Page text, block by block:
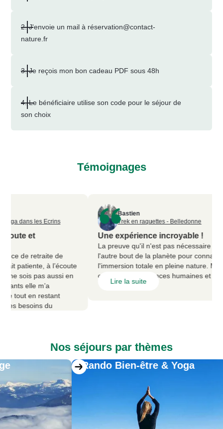
2. J'envoie un mail à réservation@contact-
nature.fr
3. Je reçois mon bon cadeau PDF sous 48h
4. Le bénéficiaire utilise son code pour le séjour de
son choix
Témoignages
dans les Ecrins
et
de retraite de
patiente, à l’écoute
sois pas aussi en
elle m’a
tout en restant
besoins du
Bastien
Trek en raquettes - Belledonne
Une expérience incroyable !
La preuve qu'il n'est pas nécessaire de
l'autre bout de la planète pour connaître
l'immersion totale en pleine nature.
ces riches expériences humaines et
Lire la suite
Nos séjours par thèmes
Rando Bien-être & Yoga